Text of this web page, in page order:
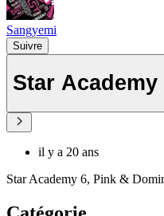
Sangyemi
Suivre
il y a 20 ans
Star Academy 6, Pink &